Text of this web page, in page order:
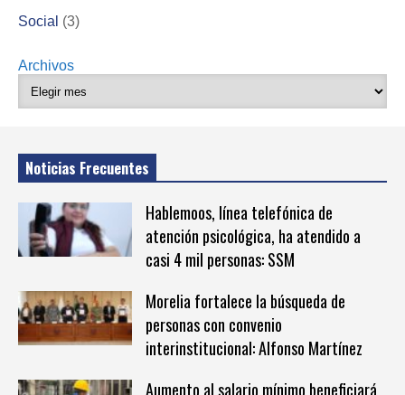
Social (3)
Archivos
Noticias Frecuentes
Hablemoos, línea telefónica de
atención psicológica, ha atendido a
casi 4 mil personas: SSM
Morelia fortalece la búsqueda de
personas con convenio
interinstitucional: Alfonso Martínez
Aumento al salario mínimo beneficiará